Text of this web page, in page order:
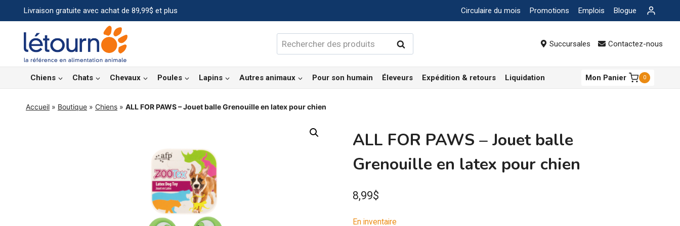
au
contenu
Livraison gratuite avec achat de 89,99$ et plus Circulaire du mois Promotions Emplois Blogue
Rechercher : Rechercher Succursales Contactez-nous
Chiens Chats Chevaux Poules Lapins Autres animaux Pour son humain Éleveurs Expédition & retours Liquidation Mon Panier 0
Accueil » Boutique » Chiens » ALL FOR PAWS – Jouet balle Grenouille en latex pour chien
ALL FOR PAWS – Jouet balle
Grenouille en latex pour chien
8,99$
En inventaire